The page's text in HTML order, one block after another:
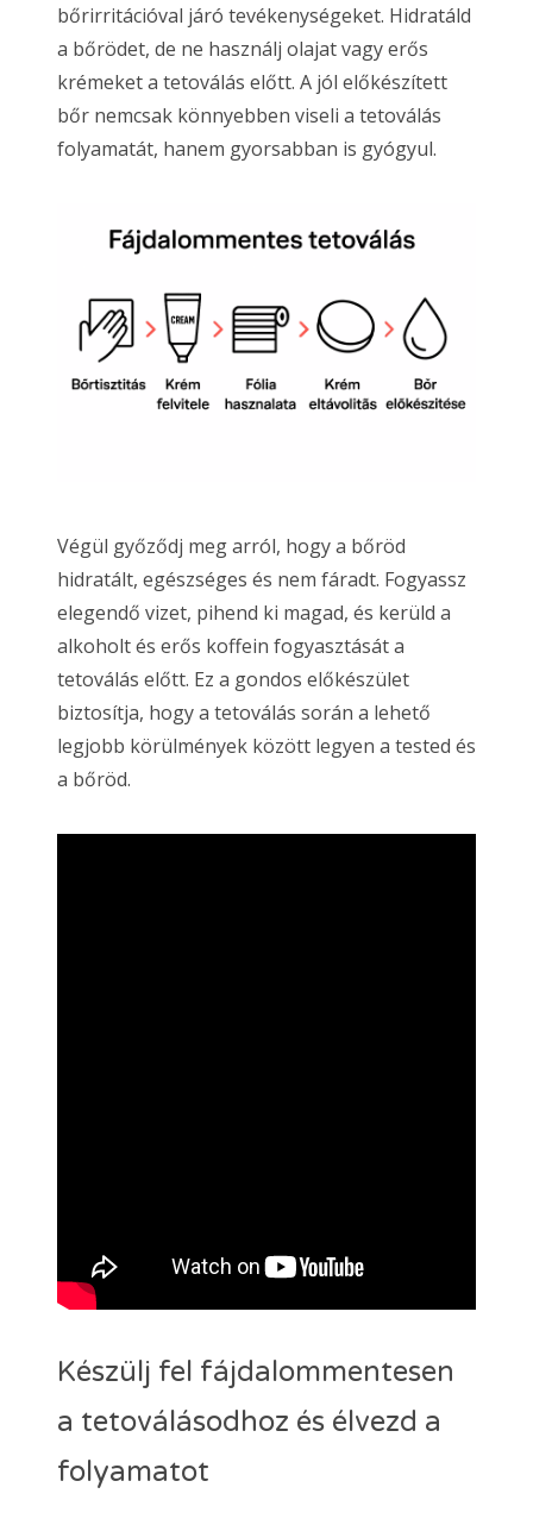
bőrirritációval járó tevékenységeket. Hidratáld
a bőrödet, de ne használj olajat vagy erős
krémeket a tetoválás előtt. A jól előkészített
bőr nemcsak könnyebben viseli a tetoválás
folyamatát, hanem gyorsabban is gyógyul.
Végül győződj meg arról, hogy a bőröd
hidratált, egészséges és nem fáradt. Fogyassz
elegendő vizet, pihend ki magad, és kerüld a
alkoholt és erős koffein fogyasztását a
tetoválás előtt. Ez a gondos előkészület
biztosítja, hogy a tetoválás során a lehető
legjobb körülmények között legyen a tested és
a bőröd.
Készülj fel fájdalommentesen
a tetoválásodhoz és élvezd a
folyamatot